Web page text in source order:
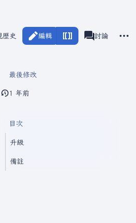
編輯
歷史 associated-
瓦爾海姆
討論
最後修改
1 年前
目次
升級
備註